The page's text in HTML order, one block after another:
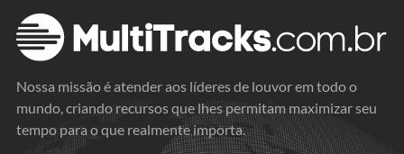
Nossa missão é atender aos líderes de louvor em todo o
mundo, criando recursos que lhes permitam maximizar seu
tempo para o que realmente importa.